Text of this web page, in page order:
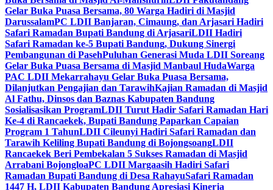
Gelar Buka Puasa Bersama, 80 Warga Hadiri di Masjid
DarussalamPC LDII Banjaran, Cimaung, dan Arjasari Hadiri
Safari Ramadan Bupati Bandung di ArjasariLDII Hadiri
Safari Ramadan ke-5 Bupati Bandung, Dukung Sinergi
Pembangunan di PasehPuluhan Generasi Muda LDII Soreang
Gelar Buka Puasa Bersama di Masjid Manbaul HudaWarga
PAC LDII Mekarrahayu Gelar Buka Puasa Bersama,
Dilanjutkan Pengajian dan TarawihKajian Ramadan di Masjid
Al Fathu, Dinsos dan Baznas Kabupaten Bandung
Sosialisasikan ProgramLDII Turut Hadir Safari Ramadan Hari
Ke-4 di Rancaekek, Bupati Bandung Paparkan Capaian
Program 1 TahunLDII Cileunyi Hadiri Safari Ramadan dan
Tarawih Keliling Bupati Bandung di BojongsoangLDII
Rancaekek Beri Pembekalan 5 Sukses Ramadan di Masjid
Arrabani BojongloaPC LDII Margaasih Hadiri Safari
Ramadan Bupati Bandung di Desa RahayuSafari Ramadan
1447 H, LDII Kabupaten Bandung Apresiasi Kinerja